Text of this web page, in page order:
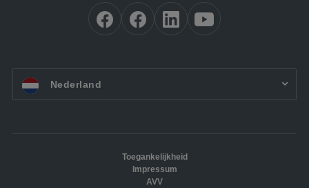
NL: Nederland
Toegankelijkheid
Impressum
AVV